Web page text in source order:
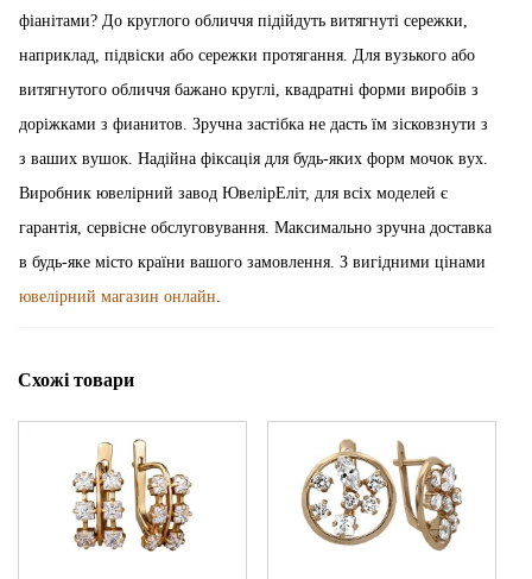
фіанітами? До круглого обличчя підійдуть витягнуті сережки,
наприклад, підвіски або сережки протягання. Для вузького або
витягнутого обличчя бажано круглі, квадратні форми виробів з
доріжками з фианитов. Зручна застібка не дасть їм зісковзнути з
з ваших вушок. Надійна фіксація для будь-яких форм мочок вух.
Виробник ювелірний завод ЮвелірЕліт, для всіх моделей є
гарантія, сервісне обслуговування. Максимально зручна доставка
в будь-яке місто країни вашого замовлення. З вигідними цінами
ювелірний магазин онлайн.
Схожі товари